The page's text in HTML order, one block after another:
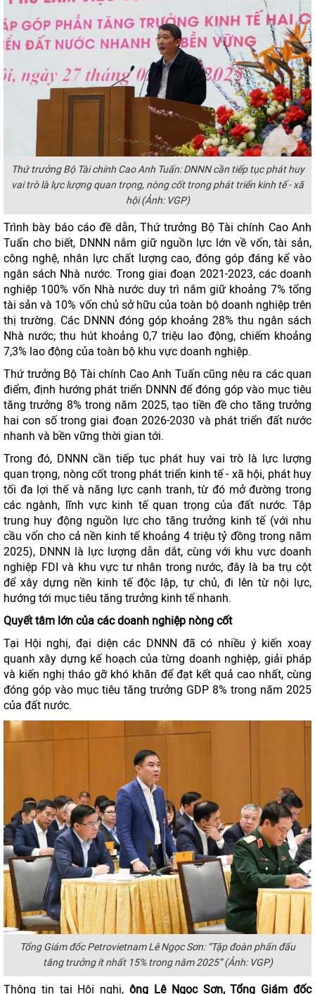
Thứ trưởng Bộ Tài chính Cao Anh Tuấn: DNNN cần tiếp tục phát huy
vai trò là lực lượng quan trọng, nòng cốt trong phát triển kinh tế - xã
hội (Ảnh: VGP)
Trình bày báo cáo đề dẫn, Thứ trưởng Bộ Tài chính Cao Anh
Tuấn cho biết, DNNN nắm giữ nguồn lực lớn về vốn, tài sản,
công nghệ, nhân lực chất lượng cao, đóng góp đáng kể vào
ngân sách Nhà nước. Trong giai đoạn 2021-2023, các doanh
nghiệp 100% vốn Nhà nước duy trì nắm giữ khoảng 7% tổng
tài sản và 10% vốn chủ sở hữu của toàn bộ doanh nghiệp trên
thị trường. Các DNNN đóng góp khoảng 28% thu ngân sách
Nhà nước; thu hút khoảng 0,7 triệu lao động, chiếm khoảng
7,3% lao động của toàn bộ khu vực doanh nghiệp.
Thứ trưởng Bộ Tài chính Cao Anh Tuấn cũng nêu ra các quan
điểm, định hướng phát triển DNNN để đóng góp vào mục tiêu
tăng trưởng 8% trong năm 2025, tạo tiền đề cho tăng trưởng
hai con số trong giai đoạn 2026-2030 và phát triển đất nước
nhanh và bền vững thời gian tới.
Trong đó, DNNN cần tiếp tục phát huy vai trò là lực lượng
quan trọng, nòng cốt trong phát triển kinh tế - xã hội, phát huy
tối đa lợi thế và năng lực cạnh tranh, từ đó mở đường trong
các ngành, lĩnh vực kinh tế quan trọng của đất nước. Tập
trung huy động nguồn lực cho tăng trưởng kinh tế (với nhu
cầu vốn cho cả nền kinh tế khoảng 4 triệu tỷ đồng trong năm
2025), DNNN là lực lượng dẫn dắt, cùng với khu vực doanh
nghiệp FDI và khu vực tư nhân trong nước, đây là ba trụ cột
để xây dựng nền kinh tế độc lập, tự chủ, đi lên từ nội lực,
hướng tới mục tiêu tăng trưởng kinh tế nhanh.
Quyết tâm lớn của các doanh nghiệp nòng cốt
Tại Hội nghị, đại diện các DNNN đã có nhiều ý kiến xoay
quanh xây dựng kế hoạch của từng doanh nghiệp, giải pháp
và kiến nghị tháo gỡ khó khăn để đạt kết quả cao nhất, cùng
đóng góp vào mục tiêu tăng trưởng GDP 8% trong năm 2025
của đất nước.
Tổng Giám đốc Petrovietnam Lê Ngọc Sơn: “Tập đoàn phấn đấu
tăng trưởng ít nhất 15% trong năm 2025” (Ảnh: VGP)
Thông tin tại Hội nghị, ông Lê Ngọc Sơn, Tổng Giám đốc